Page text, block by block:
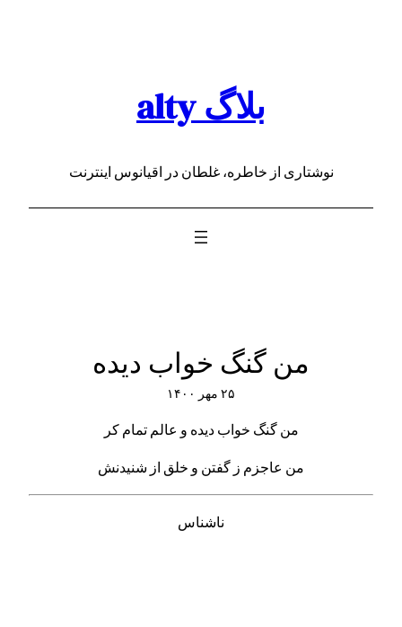
بلاگ alty
نوشتاری از خاطره، غلطان در اقیانوس اینترنت
من گنگ خواب دیده
۲۵ مهر ۱۴۰۰
من گنگ خواب دیده و عالم تمام کر
من عاجزم ز گفتن و خلق از شنیدنش
ناشناس